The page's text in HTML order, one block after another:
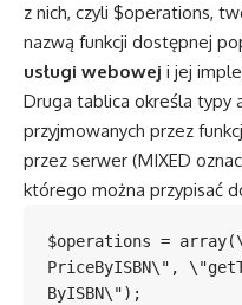
z nich, czyli $operations,
nazwą funkcji dostępnej
usługi webowej i jej
Druga tablica określa typy
przyjmowanych przez
przez serwer (MIXED
którego można przypisać
$operations =
PriceByISBN\",
ByISBN\");